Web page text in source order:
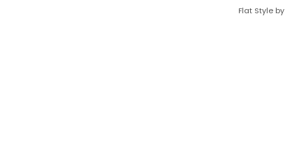
Flat Style by